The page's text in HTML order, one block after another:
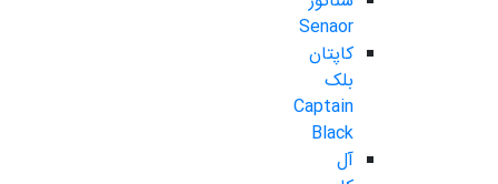
Senaor
کاپتان
بلک
Captain
Black
آل